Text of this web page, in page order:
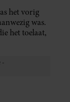
het vorig
was.
het toelaat,